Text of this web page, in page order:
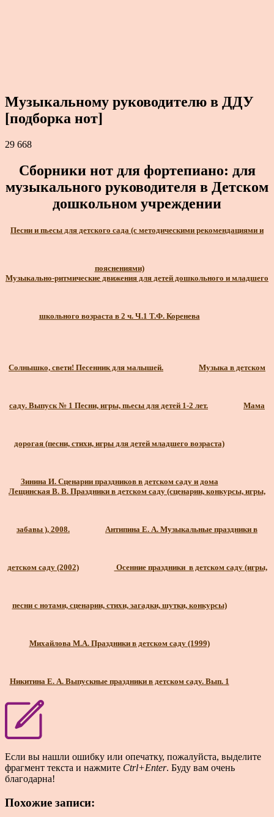
Музыкальному руководителю в ДДУ
[подборка нот]
29 668
Сборники нот для фортепиано: для
музыкального руководителя в Детском
дошкольном учреждении
Песни и пьесы для детского сада (с методическими рекомендациями и
пояснениями)
Музыкально-ритмические движения для детей дошкольного и младшего
школьного возраста в 2 ч. Ч.1 Т.Ф. Коренева
Солнышко, свети! Песенник для малышей. Музыка в детском
саду. Выпуск № 1 Песни, игры, пьесы для детей 1-2 лет. Мама
дорогая (песни, стихи, игры для детей младшего возраста)
Зинина И. Сценарии праздников в детском саду и дома
Лещинская В. В. Праздники в детском саду (сценарии, конкурсы, игры,
забавы ), 2008. Антипина Е. А. Музыкальные праздники в
детском саду (2002) Осенние праздники в детском саду (игры,
песни с нотами, сценарии, стихи, загадки, шутки, конкурсы)
Михайлова М.А. Праздники в детском саду (1999)
Никитина Е. А. Выпускные праздники в детском саду. Вып. 1
Если вы нашли ошибку или опечатку, пожалуйста, выделите
фрагмент текста и нажмите Ctrl+Enter. Буду вам очень
благодарна!
Похожие записи: